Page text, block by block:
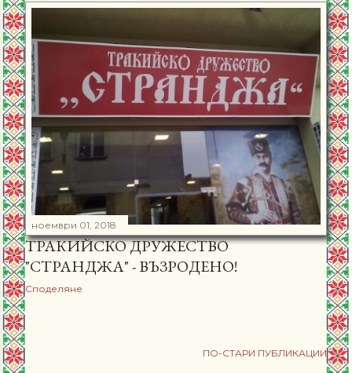
ноември 01, 2018
ТРАКИЙСКО ДРУЖЕСТВО
"СТРАНДЖА" - ВЪЗРОДЕНО!
Споделяне
ПО-СТАРИ ПУБЛИКАЦИИ